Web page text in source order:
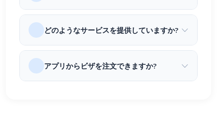
どのようなサービスを提供していますか?
アプリからビザを注文できますか?